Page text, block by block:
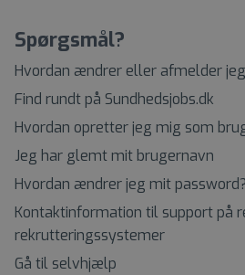
Spørgsmål?
Hvordan ændrer eller afmelder
Find rundt på Sundhedsjobs.dk
Hvordan opretter jeg mig som
Jeg har glemt mit brugernavn
Hvordan ændrer jeg mit password?
Kontaktinformation til support på
rekrutteringssystemer
Gå til selvhjælp